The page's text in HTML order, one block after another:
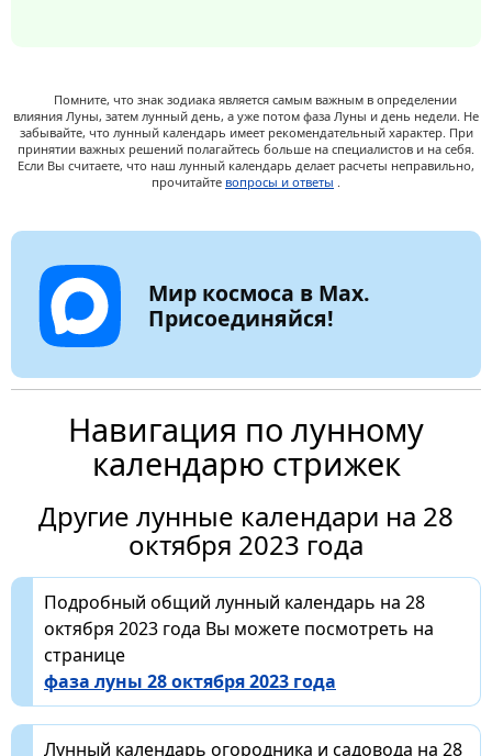
Помните, что знак зодиака является самым важным в определении
влияния Луны, затем лунный день, а уже потом фаза Луны и день недели. Не
забывайте, что лунный календарь имеет рекомендательный характер. При
принятии важных решений полагайтесь больше на специалистов и на себя.
Если Вы считаете, что наш лунный календарь делает расчеты неправильно,
прочитайте вопросы и ответы .
Мир космоса в Max.
Присоединяйся!
Навигация по лунному
календарю стрижек
Другие лунные календари на 28
октября 2023 года
Подробный общий лунный календарь на 28
октября 2023 года Вы можете посмотреть на
странице
фаза луны 28 октября 2023 года
Лунный календарь огородника и садовода на 28